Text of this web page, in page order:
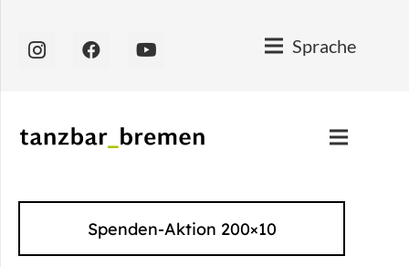
Sprache
Spenden-Aktion 200×10